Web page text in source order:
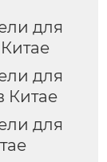
для
для
Китае
для